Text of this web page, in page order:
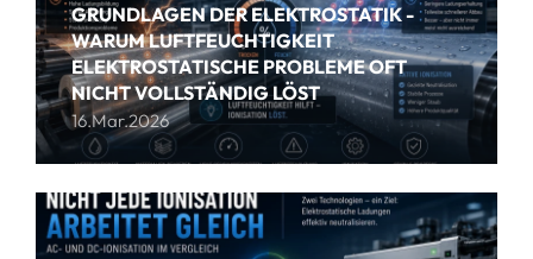
GRUNDLAGEN DER ELEKTROSTATIK -
WARUM LUFTFEUCHTIGKEIT
ELEKTROSTATISCHE PROBLEME OFT
NICHT VOLLSTÄNDIG LÖST
16.Mar.2026